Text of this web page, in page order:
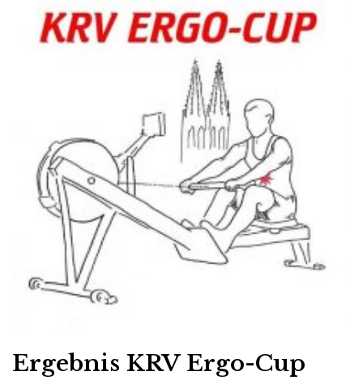
Ergebnis KRV Ergo-Cup